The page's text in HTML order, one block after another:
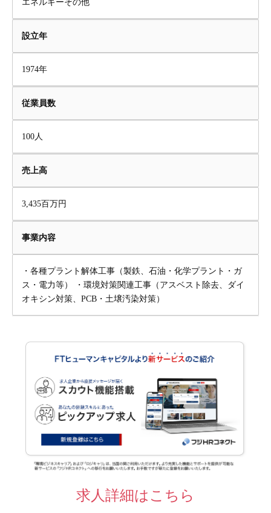
エネルギーその他
設立年
1974年
従業員数
100人
売上高
3,435百万円
事業内容
・各種プラント解体工事（製鉄、石油・化学プラント・ガ
ス・電力等） ・環境対策関連工事（アスベスト除去、ダイ
オキシン対策、PCB・土壌汚染対策）
求人詳細はこちら